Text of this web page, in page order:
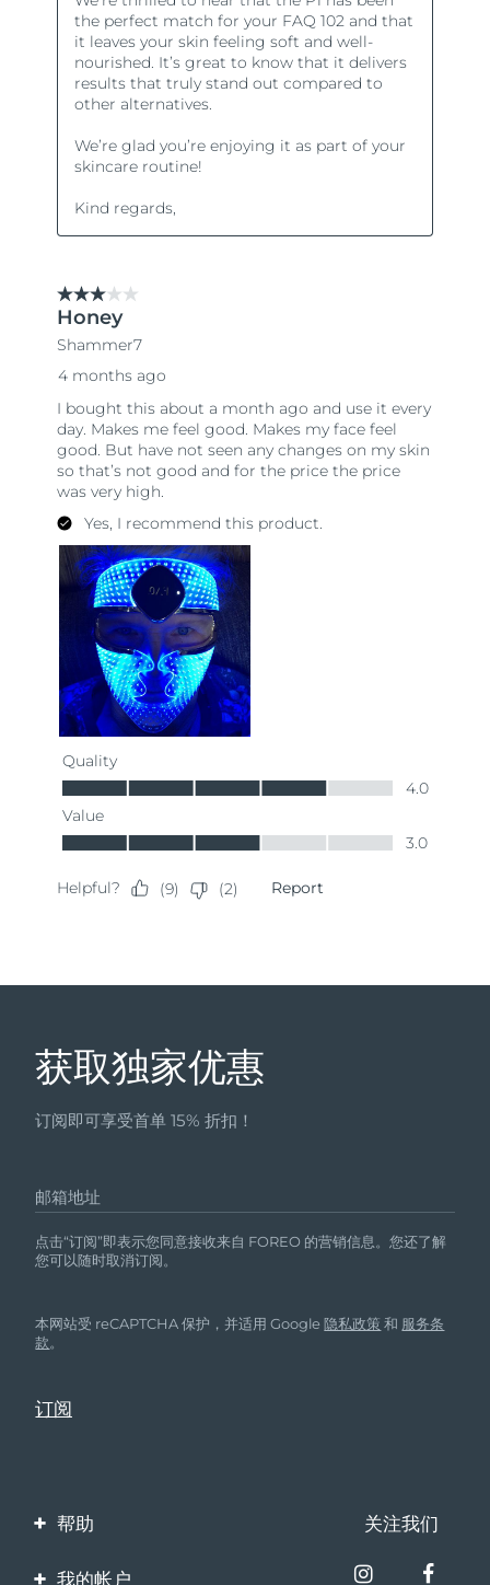
获取独家优惠
订阅即可享受首单 15% 折扣！
邮箱地址
点击“订阅”即表示您同意接收来自 FOREO 的营销信息。您还了解
您可以随时取消订阅。
本网站受 reCAPTCHA 保护，并适用 Google隐私政策 和 服务条
款。
帮助
联系我们
关注我们
我的帐户